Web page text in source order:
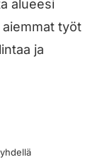
alueesi
työt
ja